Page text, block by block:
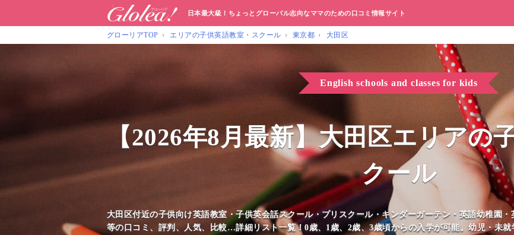
日本最大級！ちょっとグローバル志向なママのための口コミ情報サイト
グローリアTOP エリアの子供英語教室・スクール 東京都 大田区
English schools and classes for kids
【2026年8月最新】大田区エリアの
クール
大田区付近の子供向け英語教室・子供英会話スクール・プリスクール・キンダーガーテン・英語幼稚園
等の口コミ、評判、人気、比較…詳細リスト一覧！0歳、1歳、2歳、3歳頃からの入学が可能。幼児・未